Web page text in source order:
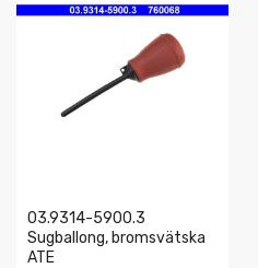
03.9314-5900.3
Sugballong, bromsvätska
ATE